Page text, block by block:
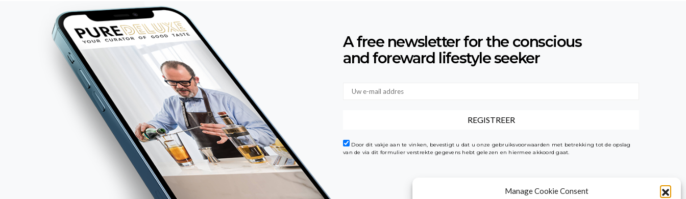
Manage Cookie Consent
A free newsletter for the conscious
and foreward lifestyle seeker
Door dit vakje aan te vinken, bevestigt u dat u onze gebruiksvoorwaarden met betrekking tot de opslag
van de via dit formulier verstrekte gegevens hebt gelezen en hiermee akkoord gaat.